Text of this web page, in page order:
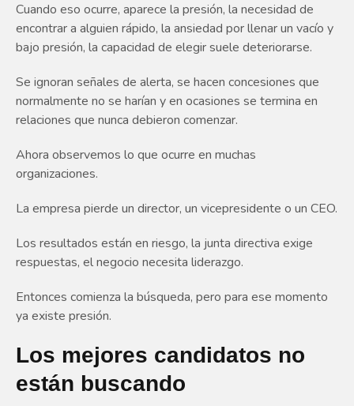
Cuando eso ocurre, aparece la presión, la necesidad de
encontrar a alguien rápido, la ansiedad por llenar un vacío y
bajo presión, la capacidad de elegir suele deteriorarse.
Se ignoran señales de alerta, se hacen concesiones que
normalmente no se harían y en ocasiones se termina en
relaciones que nunca debieron comenzar.
Ahora observemos lo que ocurre en muchas
organizaciones.
La empresa pierde un director, un vicepresidente o un CEO.
Los resultados están en riesgo, la junta directiva exige
respuestas, el negocio necesita liderazgo.
Entonces comienza la búsqueda, pero para ese momento
ya existe presión.
Los mejores candidatos no
están buscando